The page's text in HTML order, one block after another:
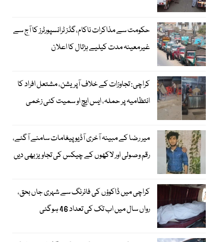
حکومت سے مذاکرات ناکام،گڈز ٹرانسپورٹرز کا آج سے
غیرمعینہ مدت کیلیے ہڑتال کا اعلان
کراچی: تجاوزات کے خلاف آپریشن، مشتعل افراد کا
انتظامیہ پر حملہ، ایس ایچ او سمیت کئی زخمی
میر رضا کے مبینہ آخری آڈیو پیغامات سامنے آگئے،
رقم وصولی اور لاکھوں کے چیکس کی تجاویز بھی دیں
کراچی میں ڈاکوؤں کی فائرنگ سے شہری جاں بحق،
رواں سال میں اب تک کی تعداد 46 ہوگئی